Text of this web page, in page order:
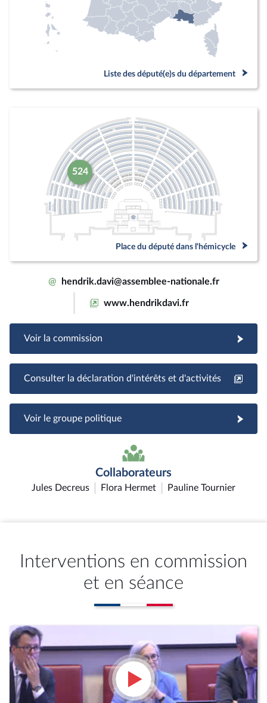
Liste des député(e)s du département
524
Place du député dans l'hémicycle
@ hendrik.davi@assemblee-nationale.fr
www.hendrikdavi.fr
Voir la commission
Consulter la déclaration d'intérêts et d'activités
Voir le groupe politique
Collaborateurs
Jules Decreus Flora Hermet Pauline Tournier
Interventions en commission
et en séance